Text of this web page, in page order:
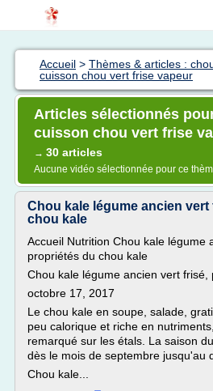
Accueil > Thèmes & articles :
cuisson chou vert frise vapeur
Articles sélectionnés
cuisson chou vert frise
→ 30 articles
Aucune vidéo sélectionnée pour ce
Chou kale légume ancien
chou kale
Accueil Nutrition Chou kale légume
propriétés du chou kale
Chou kale légume ancien vert
octobre 17, 2017
Le chou kale en soupe, salade,
peu calorique et riche en
remarqué sur les étals. La saison
dès le mois de septembre jusqu'au
Chou kale...